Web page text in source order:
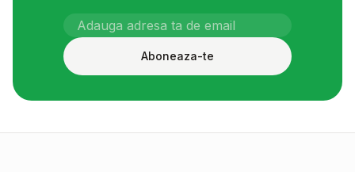
Aboneaza-te